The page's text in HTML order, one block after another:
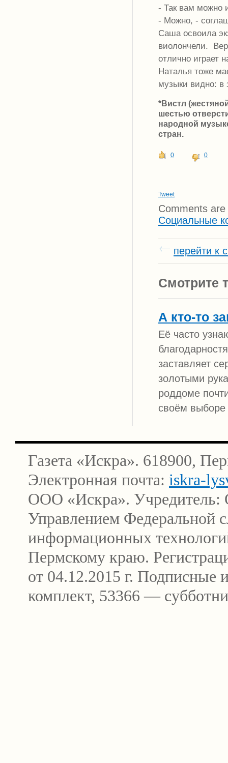
- Так вам можно
- Можно, -
Саша освоила
виолончели.
отлично играет
Наталья тоже
музыки видно:
*Вистл
шестью
народной
стран.
0 0
Tweet
Comments are
Социальные
перейти к
Смотрите
А кто-то
Её часто
заставляет
золотыми
роддоме
своём выборе
Газета «Искра». 618900,
Электронная почта: iskra-
ООО «Искра». Учредитель:
Управлением Федеральной
информационных
Пермскому краю.
от 04.12.2015 г.
комплект, 53366 —